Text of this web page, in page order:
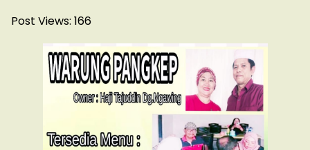
Post Views: 166